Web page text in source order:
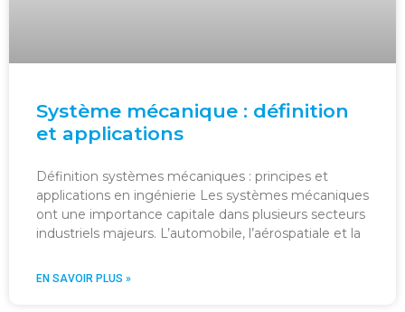
Système mécanique : définition
et applications
Définition systèmes mécaniques : principes et
applications en ingénierie Les systèmes mécaniques
ont une importance capitale dans plusieurs secteurs
industriels majeurs. L’automobile, l’aérospatiale et la
EN SAVOIR PLUS »